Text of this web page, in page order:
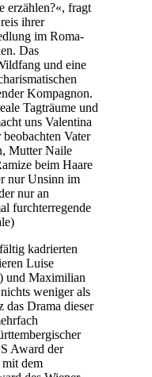
erzählen?«, fragt
ihrer
im Roma-
Das
und eine
Kompagnon.
Tagträume und
uns Valentina
Vater
Mutter Naile
beim Haare
nur Unsinn im
nur an
furchterregende
kadrierten
Luise
und Maximilian
weniger als
das Drama dieser
Award der
dem